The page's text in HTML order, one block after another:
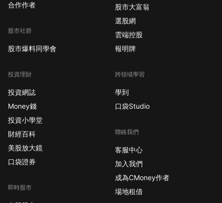
合作作者
股市社群
股市爆料同學會
投資理財
投資網誌
Money錢
投資小學堂
財經百科
美股放大鏡
口袋證券
即時股市
股市大富翁
選股網
雲端控股
報明牌
跨領域學習
學到
口袋Studio
聯絡我們
客服中心
加入我們
成為CMoney作者
場地租借